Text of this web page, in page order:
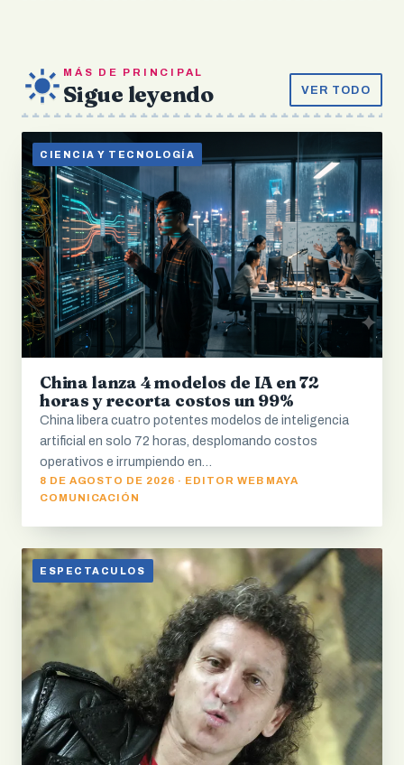
MÁS DE PRINCIPAL
Sigue leyendo VER TODO
CIENCIA Y TECNOLOGÍA
China lanza 4 modelos de IA en 72
horas y recorta costos un 99%
China libera cuatro potentes modelos de inteligencia
artificial en solo 72 horas, desplomando costos
operativos e irrumpiendo en…
8 DE AGOSTO DE 2026 · EDITOR WEB MAYA
COMUNICACIÓN
ESPECTACULOS